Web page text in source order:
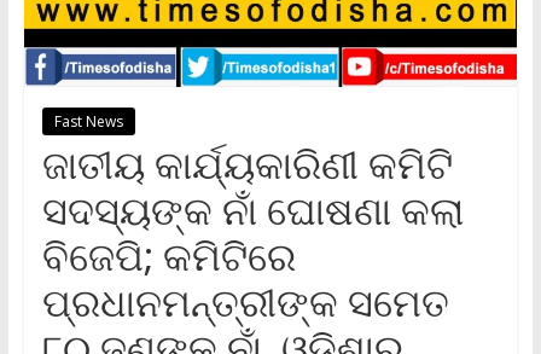
Fast News
ଜାତୀୟ କାର୍ଯ୍ୟକାରିଣୀ କମିଟି
ସଦସ୍ୟଙ୍କ ନାଁ ଘୋଷଣା କଲା
ବିଜେପି; କମିଟିରେ
ପ୍ରଧାନମନ୍ତ୍ରୀଙ୍କ ସମେତ